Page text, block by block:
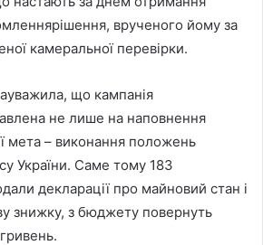
врученого йому за
камеральної перевірки.
що кампанія
не лише на наповнення
мета – виконання положень
України. Саме тому 183
декларації про майновий стан і
знижку, з бюджету повернуть